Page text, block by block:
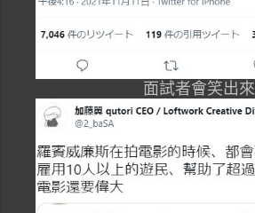
面試者會笑出來